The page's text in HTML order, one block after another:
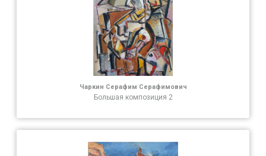
Чаркин Серафим Серафимович
Большая композиция 2